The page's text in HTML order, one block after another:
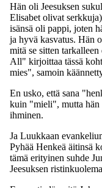
Hän oli Jeesuksen
Elisabet olivat
isänsä oli pappi, joten
ja hyvä kasvatus. Hän
mitä se sitten
All" kirjoittaa tässä
mies", samoin
En usko, että sana
kuin "mieli", mutta hän
ihminen.
Ja Luukkaan
Pyhää Henkeä äitinsä
tämä erityinen suhde
Jeesuksen